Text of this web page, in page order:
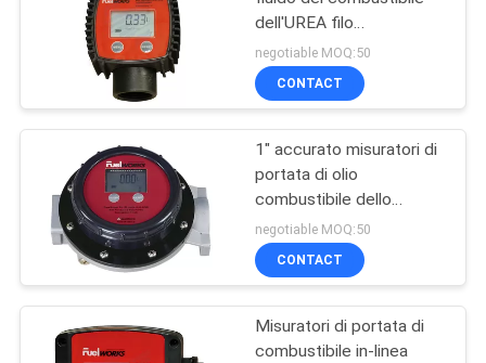
MAPPA
SITO
PRIVACY
POLICY
dell'UREA filo
maschio/femminile con
la camera di misura di
alluminio
negotiable MOQ:50
CONTACT
1" accurato misuratori di
portata di olio
combustibile dello
sbocco e dell'entrata
con esposizione LCD,
fronte ha regolato 360º
negotiable MOQ:50
CONTACT
Misuratori di portata di
combustibile in-linea